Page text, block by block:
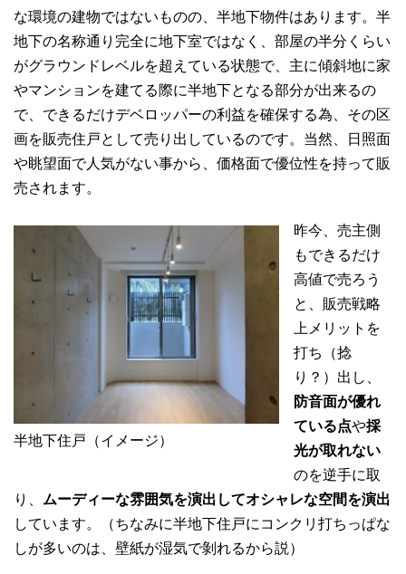
な環境の建物ではないものの、半地下物件はあります。半
地下の名称通り完全に地下室ではなく、部屋の半分くらい
がグラウンドレベルを超えている状態で、主に傾斜地に家
やマンションを建てる際に半地下となる部分が出来るの
で、できるだけデベロッパーの利益を確保する為、その区
画を販売住戸として売り出しているのです。当然、日照面
や眺望面で人気がない事から、価格面で優位性を持って販
売されます。
半地下住戸（イメージ）
昨今、売主側
もできるだけ
高値で売ろう
と、販売戦略
上メリットを
打ち（捻
り？）出し、
防音面が優れ
ている点や採
光が取れない
のを逆手に取
り、 ムーディーな雰囲気を演出してオシャレな空間を演出
しています。（ちなみに半地下住戸にコンクリ打ちっぱな
しが多いのは、壁紙が湿気で剝れるから説）